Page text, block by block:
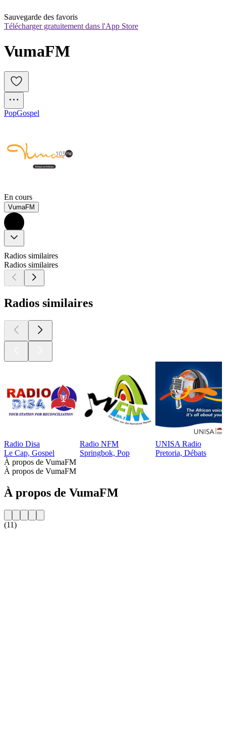
Sauvegarde des favoris
Télécharger gratuitement dans l'App Store
PopGospel
En cours
VumaFM
Radios similaires
Radios similaires
Radios similaires
Radio Disa
Le Cap, Gospel
Radio NFM
Springbok, Pop
UNISA Radio
Pretoria, Débats
À propos de VumaFM
À propos de VumaFM
À propos de VumaFM
(11)